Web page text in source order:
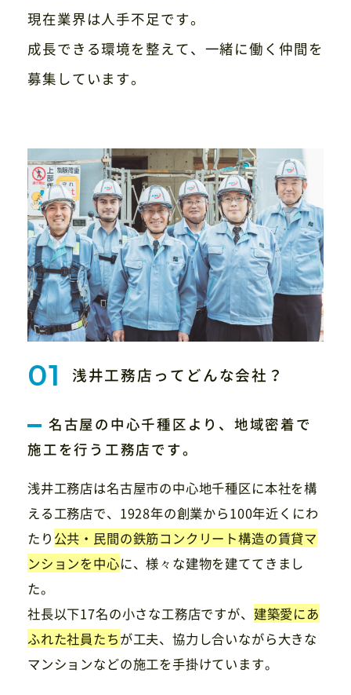
現在業界は人手不足です。
成長できる環境を整えて、一緒に働く仲間を
募集しています。
浅井工務店ってどんな会社？
名古屋の中心千種区より、地域密着で
施工を行う工務店です。
浅井工務店は名古屋市の中心地千種区に本社を構
える工務店で、1928年の創業から100年近くにわ
たり 公共・民間の鉄筋コンクリート構造の賃貸マ
ンションを中心に、様々な建物を建ててきまし
た。
社長以下17名の小さな工務店ですが、 建築愛にあ
ふれた社員たちが工夫、協力し合いながら大きな
マンションなどの施工を手掛けています。